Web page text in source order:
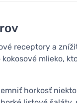
receptory a
mlieko,
horkosť